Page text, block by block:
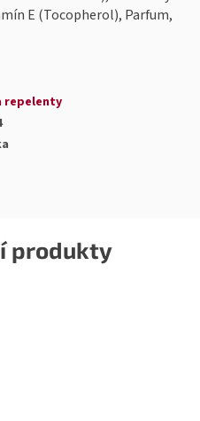
produkty
E (Tocopherol), Parfum,
repelenty